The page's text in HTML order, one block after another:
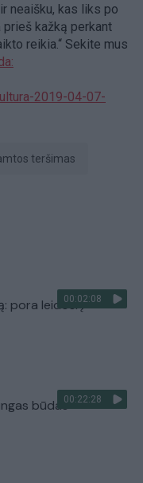
neaišku, kas liks po
kažką perkant
reikia.“ Sekite mus
2019-04-07-
teršimas
00:02:08
pora leidosi į
00:22:28
būdas